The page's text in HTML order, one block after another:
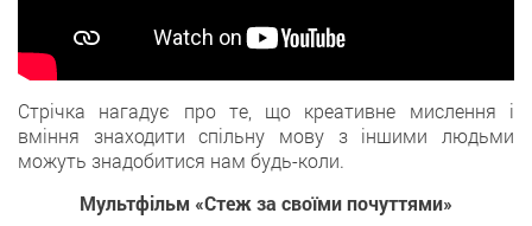
Стрічка нагадує про те, що креативне мислення і
вміння знаходити спільну мову з іншими людьми
можуть знадобитися нам будь-коли.
Мультфільм «Стеж за своїми почуттями»